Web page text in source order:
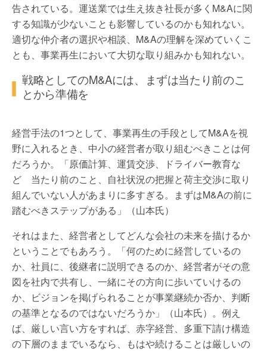
告されている。運送業では生え抜き社長が多くM&Aに関
する知識が少ないことも影響しているのかも知れない。
適切な仲介者の選択や相談、M&Aの理解を深めていくこ
とも、事業再生において大切な取り組みかも知れない。
戦略としてのM&Aには、まずは当たり前のこ
とから準備を
経営手法の1つとして、事業再生の手段としてM&Aを視
野に入れるとき、中小の経営者が取り組むべきことは何
だろうか。「原価計算、運賃交渉、ドライバー教育な
ど 当たり前のこと、自社状況の把握と荷主交渉に取り
組んでいない人があまりに多すぎる。まずはM&Aの前に
踏むべきステップがある」（山本氏）
それはまた、経営者としてどんな会社の未来を描けるか
ということでもあろう。「何のために経営しているの
か、社員に、後継者に説明できるのか、経営者がその意
図を社内で共有し、一緒にその方向に歩いていけるの
か、ビジョンを掲げられることが事業継続か否か、判断
の基準となるのではないだろうか」（山本氏）。例え
ば、厳しい言い方をすれば、赤字経営、多重下請け構造
の下層のままでいるなら、もはや続けることは厳しいの